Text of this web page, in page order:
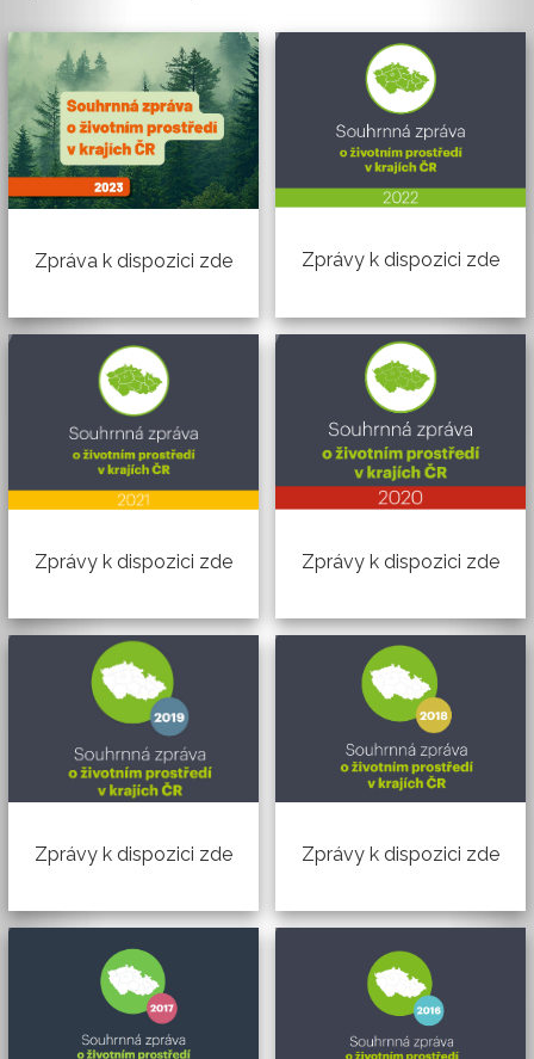
Zpráva k dispozici zde Zprávy k dispozici zde
Zprávy k dispozici zde Zprávy k dispozici zde
Zprávy k dispozici zde Zprávy k dispozici zde